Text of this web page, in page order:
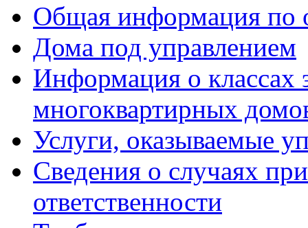
Общая информация по
Дома под управлением
Информация о классах
многоквартирных
Услуги, оказываемые
Сведения о случаях
ответственности